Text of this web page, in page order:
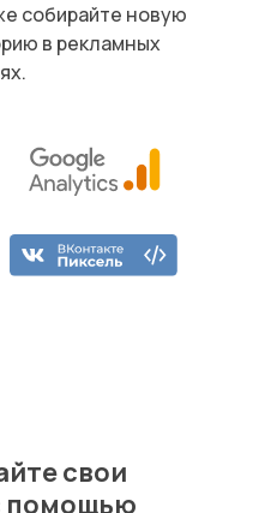
собирайте новую
в рекламных
свои
помощью